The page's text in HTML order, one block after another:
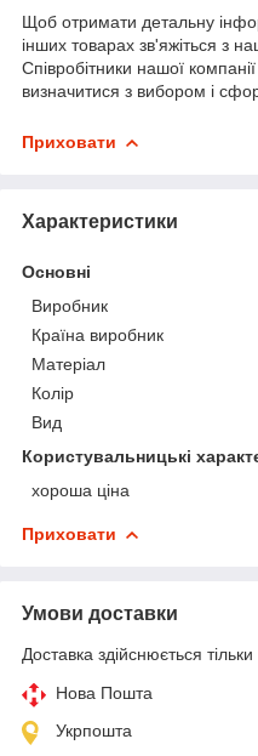
Щоб отримати детальну
інших товарах зв'яжіться з
Співробітники нашої
визначитися з вибором і
Приховати
Характеристики
Основні
Виробник
Країна виробник
Матеріал
Колір
Вид
Користувальницькі
хороша ціна
Приховати
Умови доставки
Доставка здійснюється
Нова Пошта
Укрпошта